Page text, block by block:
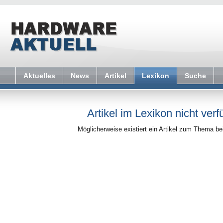
Aktuelles News Artikel Lexikon Suche
Artikel im Lexikon nicht
Möglicherweise existiert ein Artikel zum Thema